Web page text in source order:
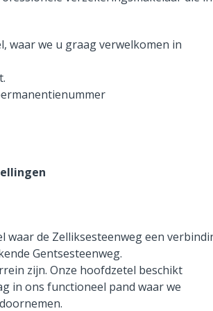
waar we u graag verwelkomen in
waar de Zelliksesteenweg een
Gentsesteenweg.
zijn. Onze hoofdzetel beschikt
in ons functioneel pand waar we